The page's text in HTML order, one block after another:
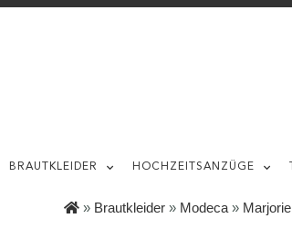
BRAUTKLEIDER HOCHZEITSANZÜGE
» Brautkleider » Modeca » Marjorie